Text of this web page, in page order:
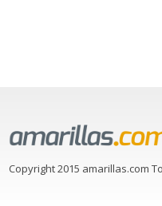
Copyright 2015 amarillas.com